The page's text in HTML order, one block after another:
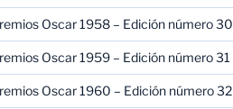
Oscar 1958 – Edición número 30
Oscar 1959 – Edición número 31
Oscar 1960 – Edición número 32